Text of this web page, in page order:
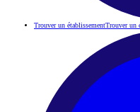
Trouver un établissementTrouver un